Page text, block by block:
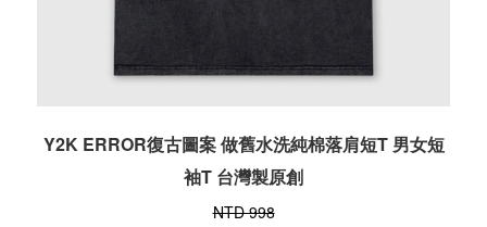
Y2K ERROR復古圖案 做舊水洗純棉落肩短T 男女短
袖T 台灣製原創
NTD 998